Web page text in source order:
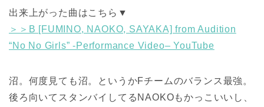
出来上がった曲はこちら▼
＞＞B [FUMINO, NAOKO, SAYAKA] from Audition
“No No Girls” -Performance Video– YouTube
沼。何度見ても沼。というかFチームのバランス最強。
後ろ向いてスタンバイしてるNAOKOもかっこいいし、